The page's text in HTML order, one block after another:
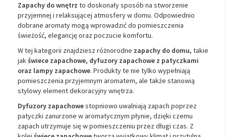
Zapachy downętrz to doskonałysposób na stworzenie
przyjemnej i relaksującej atmosferywdomu. Odpowiednio
dobrane aromatymogą wprowadzićdo pomieszczenia
świeżość, elegancjęorazpoczucie komfortu.
Wtej kategorii znajdzieszróżnorodne zapachy do domu, takie
jakświece zapachowe, dyfuzory zapachowe z patyczkami
oraz lampy zapachowe. Produktyte nie tylko wypełniają
pomieszczenia przyjemnym aromatem, ale także stanowią
stylowyelementdekoracyjnywnętrza.
Dyfuzory zapachowestopniowo uwalniają zapach poprzez
patyczki zanurzone waromatycznym płynie, dzięki czemu
zapach utrzymuje sięwpomieszczeniu przezdługi czas. Z